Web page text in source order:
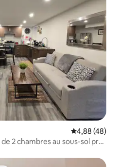
Note
4,88 (48)
2 chambres au sous-sol près